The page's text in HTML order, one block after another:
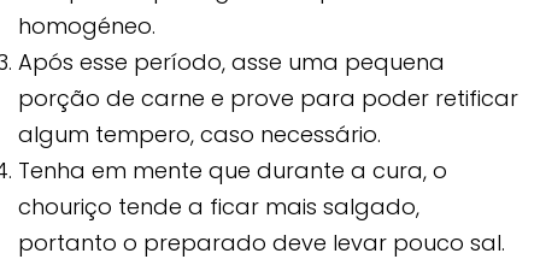
homogéneo.
Após esse período, asse uma pequena
porção de carne e prove para poder retificar
algum tempero, caso necessário.
Tenha em mente que durante a cura, o
chouriço tende a ficar mais salgado,
portanto o preparado deve levar pouco sal.